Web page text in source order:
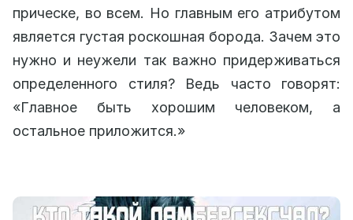
прическе, во всем. Но главным его атрибутом
является густая роскошная борода. Зачем это
нужно и неужели так важно придерживаться
определенного стиля? Ведь часто говорят:
«Главное быть хорошим человеком, а
остальное приложится.»